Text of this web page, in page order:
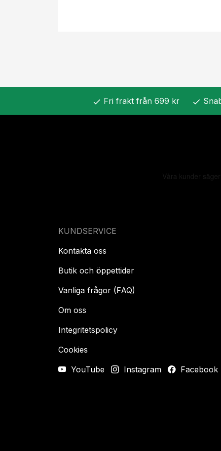
check Fri frakt från 699 kr check
KUNDSERVICE
Kontakta oss
Butik och öppettider
Vanliga frågor (FAQ)
Om oss
Integritetspolicy
Cookies
YouTube
Instagram Facebook